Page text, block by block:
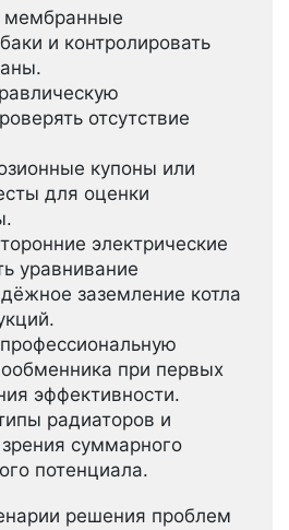
мембранные
и контролировать
отсутствие
купоны или
для оценки
электрические
уравнивание
заземление котла
при первых
эффективности.
радиаторов и
суммарного
потенциала.
решения проблем